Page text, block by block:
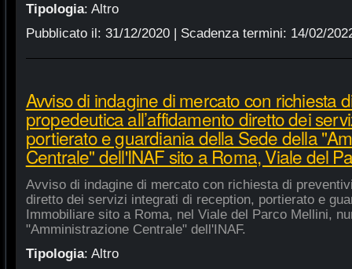
Tipologia: Altro
Pubblicato il: 31/12/2020| Scadenza termini: 14/02/
Avviso di indagine di mercato con richiesta
propedeutica all’affidamento diretto dei
portierato e guardiania della Sede della
Centrale" dell'INAF sito a Roma, Viale del
Avviso di indagine di mercato con richiesta di
diretto dei servizi integrati di reception, portierato e
Immobiliare sito a Roma, nel Viale del Parco Mellini,
"Amministrazione Centrale" dell'INAF.
Tipologia: Altro